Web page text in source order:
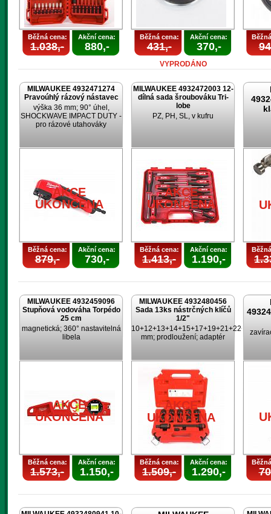
Běžná cena:
1.038,-
Akční cena:
880,-
Běžná cena:
431,-
Akční cena:
370,-
VYPRODÁNO
MILWAUKEE 4932471274
Pravoúhlý rázový nástavec
výška 36 mm; 90° úhel,
SHOCKWAVE IMPACT DUTY -
pro rázové utahováky
AKCE
UKONČENA
Běžná cena:
879,-
Akční cena:
730,-
MILWAUKEE 4932472003 12-
dílná sada šroubováku Tri-
lobe
PZ, PH, SL, v kufru
AKCE
UKONČENA
Běžná cena:
1.413,-
Akční cena:
1.190,-
MILWAUKEE 4932459096
Stupňová vodováha Torpédo
25 cm
magnetická; 360° nastavitelná
libela
AKCE
UKONČENA
Běžná cena:
1.573,-
Akční cena:
1.150,-
MILWAUKEE 4932480456
Sada 13ks nástrčných klíčů
1/2"
10+12+13+14+15+17+19+21+22+24
mm; prodloužení; adaptér
AKCE
UKONČENA
Běžná cena:
1.509,-
Akční cena:
1.290,-